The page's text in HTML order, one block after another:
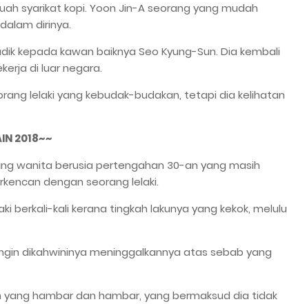
syarikat kopi. Yoon Jin-A seorang yang mudah
dirinya.
kepada kawan baiknya Seo Kyung-Sun. Dia kembali
di luar negara.
lelaki yang kebudak-budakan, tetapi dia kelihatan
2018~~
wanita berusia pertengahan 30-an yang masih
dengan seorang lelaki.
berkali-kali kerana tingkah lakunya yang kekok, melulu
dikahwininya meninggalkannya atas sebab yang
hambar dan hambar, yang bermaksud dia tidak